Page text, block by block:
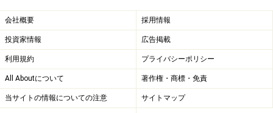
＞【10月の運勢】を占う
会社概要 採用情報
投資家情報 広告掲載
利用規約 プライバシーポリシー
All Aboutについて 著作権・商標・免責
当サイトの情報についての注意 サイトマップ